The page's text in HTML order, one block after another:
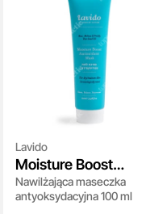
Lavido
Moisture Boost
Antioxidant Mask
Nawilżająca maseczka
antyoksydacyjna 100 ml